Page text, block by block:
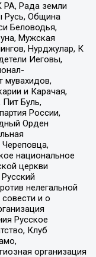
РА, Рада земли
Русь, Община
Беловодья,
Мужская
Нурджулар, К
Иеговы,
мувахидов,
и Карачая,
Буль,
России,
Орден
национальное
церкви
нелегальной
и о
Русское
Клуб
организация